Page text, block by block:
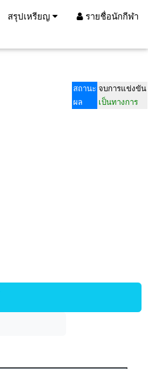
สรุปเหรียญ รายชื่อนักกีฬา
สถานะ จบการแข่งขัน
ผล
เป็นทางการ